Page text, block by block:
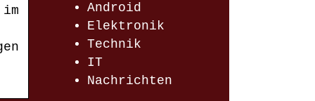
Android
Elektronik
Technik
IT
Nachrichten